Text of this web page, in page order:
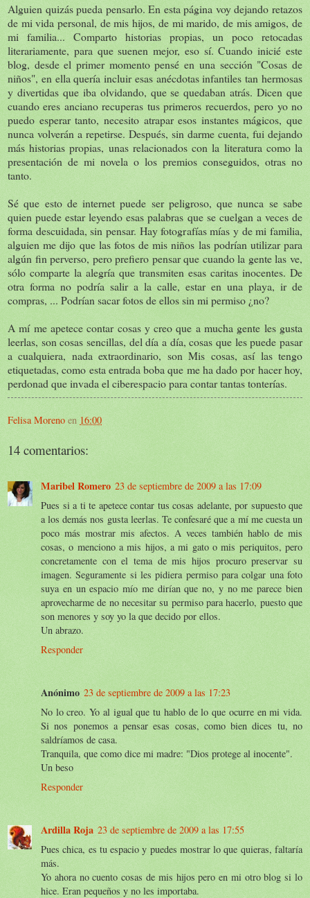
Alguien quizás pueda pensarlo. En esta página voy dejando retazos
de mi vida personal, de mis hijos, de mi marido, de mis amigos, de
mi familia... Comparto historias propias, un poco retocadas
literariamente, para que suenen mejor, eso sí. Cuando inicié este
blog, desde el primer momento pensé en una sección "Cosas de
niños", en ella quería incluir esas anécdotas infantiles tan hermosas
y divertidas que iba olvidando, que se quedaban atrás. Dicen que
cuando eres anciano recuperas tus primeros recuerdos, pero yo no
puedo esperar tanto, necesito atrapar esos instantes mágicos, que
nunca volverán a repetirse. Después, sin darme cuenta, fui dejando
más historias propias, unas relacionados con la literatura como la
presentación de mi novela o los premios conseguidos, otras no
tanto.
Sé que esto de internet puede ser peligroso, que nunca se sabe
quien puede estar leyendo esas palabras que se cuelgan a veces de
forma descuidada, sin pensar. Hay fotografías mías y de mi familia,
alguien me dijo que las fotos de mis niños las podrían utilizar para
algún fin perverso, pero prefiero pensar que cuando la gente las ve,
sólo comparte la alegría que transmiten esas caritas inocentes. De
otra forma no podría salir a la calle, estar en una playa, ir de
compras, ... Podrían sacar fotos de ellos sin mi permiso ¿no?
A mí me apetece contar cosas y creo que a mucha gente les gusta
leerlas, son cosas sencillas, del día a día, cosas que les puede pasar
a cualquiera, nada extraordinario, son Mis cosas, así las tengo
etiquetadas, como esta entrada boba que me ha dado por hacer hoy,
perdonad que invada el ciberespacio para contar tantas tonterías.
Felisa Moreno en 16:00
14 comentarios:
Maribel Romero 23 de septiembre de 2009 a las 17:09
Pues si a ti te apetece contar tus cosas adelante, por supuesto que
a los demás nos gusta leerlas. Te confesaré que a mí me cuesta un
poco más mostrar mis afectos. A veces también hablo de mis
cosas, o menciono a mis hijos, a mi gato o mis periquitos, pero
concretamente con el tema de mis hijos procuro preservar su
imagen. Seguramente si les pidiera permiso para colgar una foto
suya en un espacio mío me dirían que no, y no me parece bien
aprovecharme de no necesitar su permiso para hacerlo, puesto que
son menores y soy yo la que decido por ellos.
Un abrazo.
Responder
Anónimo 23 de septiembre de 2009 a las 17:23
No lo creo. Yo al igual que tu hablo de lo que ocurre en mi vida.
Si nos ponemos a pensar esas cosas, como bien dices tu, no
saldríamos de casa.
Tranquila, que como dice mi madre: "Dios protege al inocente".
Un beso
Responder
Ardilla Roja 23 de septiembre de 2009 a las 17:55
Pues chica, es tu espacio y puedes mostrar lo que quieras, faltaría
más.
Yo ahora no cuento cosas de mis hijos pero en mi otro blog si lo
hice. Eran pequeños y no les importaba.